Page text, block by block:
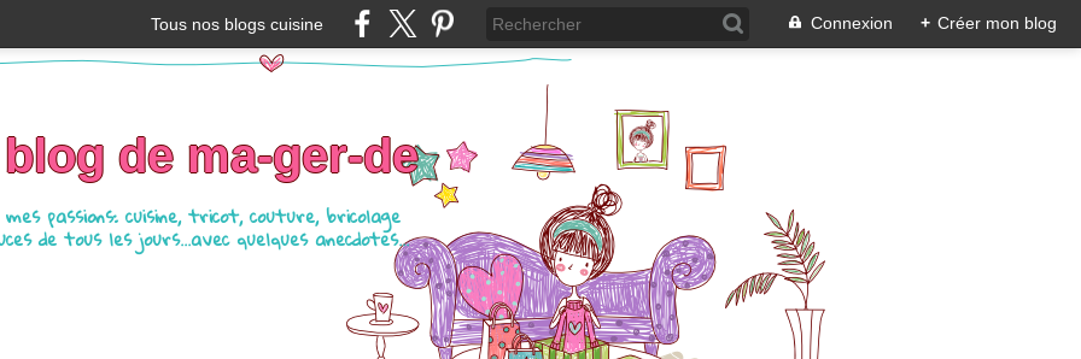
Tous nos blogs cuisine Connexion + Créer mon blog
de ma-ger-de
passions: cuisine, tricot, couture, bricolage
de tous les jours...avec quelques anecdotes...